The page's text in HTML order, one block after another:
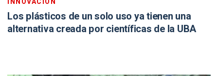
Los plásticos de un solo uso ya tienen una
alternativa creada por científicas de la UBA